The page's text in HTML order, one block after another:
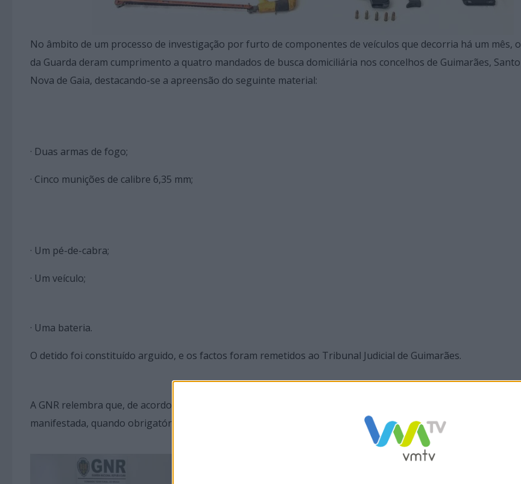
No âmbito de um processo de investigação por furto de componentes de veículos que decorria há um mês,
da Guarda deram cumprimento a quatro mandados de busca domiciliária nos concelhos de Guimarães,
Nova de Gaia, destacando-se a apreensão do seguinte material:
· Duas armas de fogo;
· Cinco munições de calibre 6,35 mm;
· Um pé-de-cabra;
· Um veículo;
· Uma bateria.
O detido foi constituído arguido, e os factos foram remetidos ao Tribunal Judicial de Guimarães.
A GNR relembra que, de acordo com o Regime Jurídico das Armas e Munições, quem detiver arma não
manifestada, quando obrigatório, constitui um crime de posse ilegal de arma.